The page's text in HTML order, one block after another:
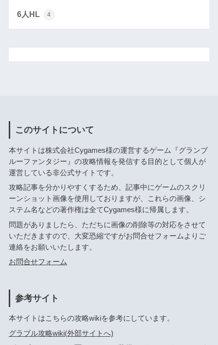
6人HL 4
このサイトについて
本サイトは株式会社Cygames様の運営するゲーム『グランブ
ルーファンタジー』の攻略情報を発信する目的として個人が
運営している非公式サイトです。
攻略記事を分かりやすくするため、記事中にゲームのスクリ
ーンショット画像を使用しておりますが、これらの画像、シ
ステム名などの著作権は全てCygames様に帰属します。
問題がありましたら、ただちに画像の削除等の対応をさせて
いただきますので、大変恐縮ですがお問合せフォームよりご
連絡をお願いいたします。
お問合せフォーム
参考サイト
本サイトはこちらの攻略wikiを参考にしています。
グラブル攻略wiki(外部サイトへ)